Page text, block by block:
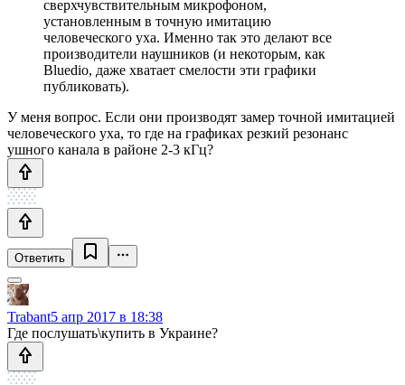
сверхчувствительным микрофоном,
установленным в точную имитацию
человеческого уха. Именно так это делают все
производители наушников (и некоторым, как
Bluedio, даже хватает смелости эти графики
публиковать).
У меня вопрос. Если они производят замер точной имитацией
человеческого уха, то где на графиках резкий резонанс
ушного канала в районе 2-3 кГц?
Ответить
Trabant5 апр 2017 в 18:38
Где послушать\купить в Украине?